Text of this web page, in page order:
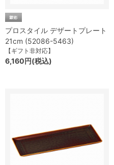
プロスタイル デザートプレート
21cm (52086-5463)
【ギフト非対応】
6,160円(税込)